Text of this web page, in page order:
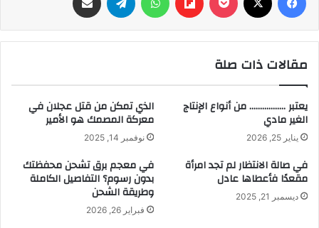
مقالات ذات صلة
يعتبر …………….. من أنواع الإنتاج
الغير مادي
يناير 25, 2026
الذي تمكن من قتل عجلان في
معركة المصمك هو الأمير
نوفمبر 14, 2025
في صالة الانتظار لم تجد امرأة
مقعدًا فأعطاها عادل
ديسمبر 21, 2025
في معجم برق تشحن محفظتك
بدون رسوم؟ التفاصيل الكاملة
وطريقة الشحن
فبراير 26, 2026